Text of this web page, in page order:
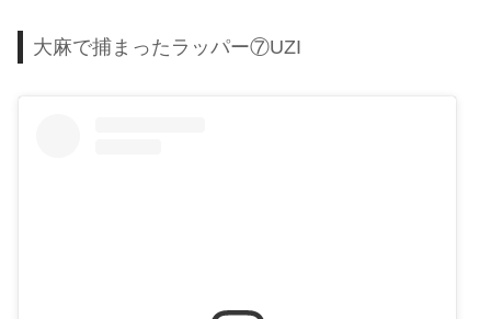
大麻で捕まったラッパー⑦UZI